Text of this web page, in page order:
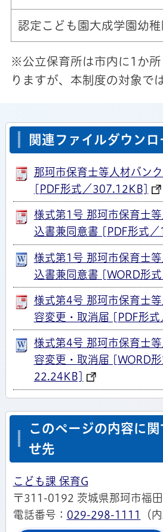
認定こども園大成学園幼稚
※公立保育所は市内に1か所
りますが、本制度の対象で
関連ファイルダウンロ
那珂市保育士等人材バン
[PDF形式／307.12KB]
様式第1号 那珂市保育士
込書兼同意書 [PDF形式
様式第1号 那珂市保育士
込書兼同意書 [WORD形
様式第4号 那珂市保育士
容変更・取消届 [PDF形
様式第4号 那珂市保育士
容変更・取消届 [WORD形
22.24KB]
このページの内容に
せ先
こども課 保育G
〒311-0192 茨城県那珂市福
電話番号： 029-298-1111 （